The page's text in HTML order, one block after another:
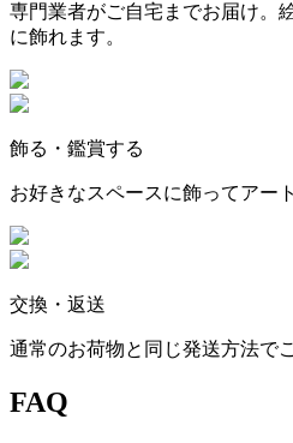
専門業者がご自宅までお届け。
に飾れます。
飾る・鑑賞する
お好きなスペースに飾ってアー
交換・返送
通常のお荷物と同じ発送方法で
FAQ